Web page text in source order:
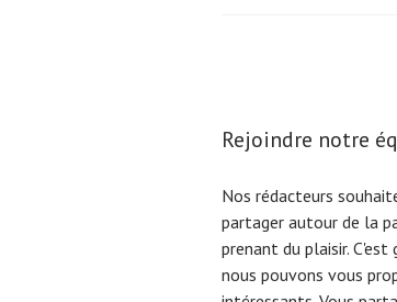
publications
Rejoindre notre
Nos rédacteurs
partager autour de la
prenant du plaisir.
nous pouvons vous